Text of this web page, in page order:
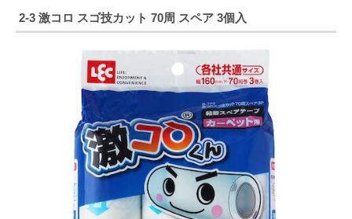
2-3 激コロ スゴ技カット 70周 スペア 3個入